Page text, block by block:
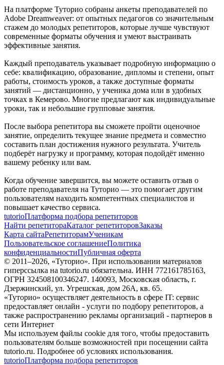
На платформе Туторио собраны анкеты преподавателей по
Adobe Dreamweaver: от опытных педагогов со значительным
стажем до молодых репетиторов, которые лучше чувствуют
современные форматы обучения и умеют выстраивать
эффективные занятия.
Каждый преподаватель указывает подробную информацию о
себе: квалификацию, образование, дипломы и степени, опыт
работы, стоимость уроков, а также доступные форматы
занятий — дистанционно, у ученика дома или в удобных
точках в Кемерово. Многие предлагают как индивидуальные
уроки, так и небольшие групповые занятия.
После выбора репетитора вы сможете пройти оценочное
занятие, определить текущее знание предмета и совместно
составить план достижения нужного результата. Учитель
подберёт нагрузку и программу, которая подойдёт именно
вашему ребенку или вам.
Когда обучение завершится, вы можете оставить отзыв о
работе преподавателя на Туторио — это помогает другим
пользователям находить компетентных специалистов и
повышает качество сервиса.
tutorioПлатформа подбора репетиторов
Найти репетитораКаталог репетиторовЗаказы
Карта сайтаРепетиторамУченикам
Пользовательское соглашениеПолитика
конфиденциальностиПубличная оферта
© 2011–2026, «Туторио». При использовании материалов
гиперссылка на tutorio.ru обязательна. ИНН 772161785163,
ОГРН 324508100346247. 140093, Московская область, г.
Дзержинский, ул. Угрешская, дом 26А, кв. 65.
«Туторио» осуществляет деятельность в сфере IT: сервис
предоставляет онлайн - услуги по подбору репетиторов, а
также распространению рекламы организаций - партнеров в
сети Интернет
Мы используем файлы cookie для того, чтобы предоставить
пользователям больше возможностей при посещении сайта
tutorio.ru. Подробнее об условиях использования.
tutorioПлатформа подбора репетиторов